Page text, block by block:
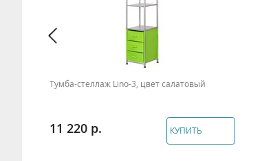
Тумба-стеллаж Lino-3, цвет салатовый
11 220 КУПИТЬ